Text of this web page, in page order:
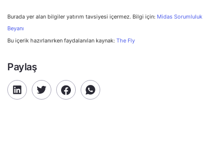
Burada yer alan bilgiler yatırım tavsiyesi içermez. Bilgi için: Midas Sorumluluk
Beyanı
Bu içerik hazırlanırken faydalanılan kaynak: The Fly
Paylaş